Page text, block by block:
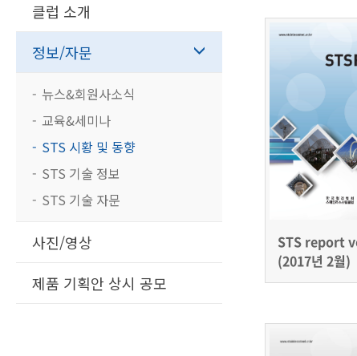
클럽 소개
정보/자문
뉴스&회원사소식
교육&세미나
STS 시황 및 동향
STS 기술 정보
STS 기술 자문
사진/영상
제품 기획안 상시 공모
STS report
(2017년 2월)